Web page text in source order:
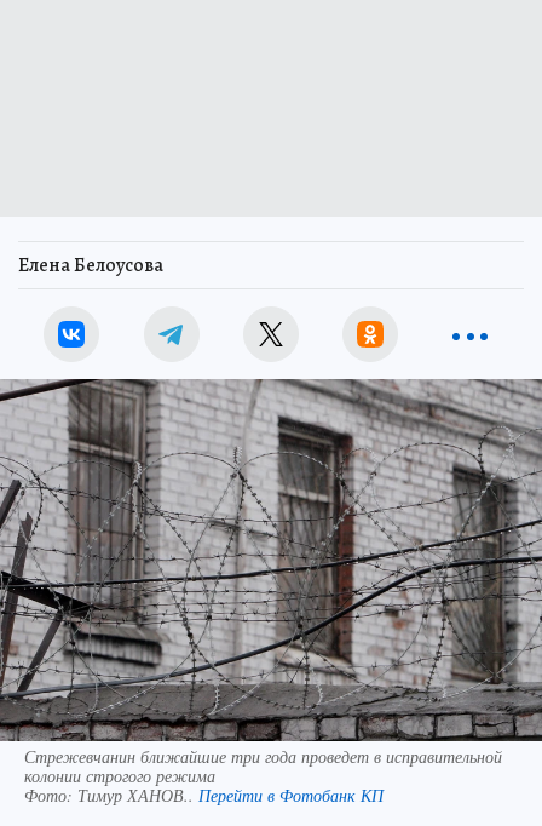
Елена Белоусова
Стрежевчанин ближайшие три года проведет в исправительной
колонии строгого режима
Фото: Тимур ХАНОВ.. Перейти в Фотобанк КП